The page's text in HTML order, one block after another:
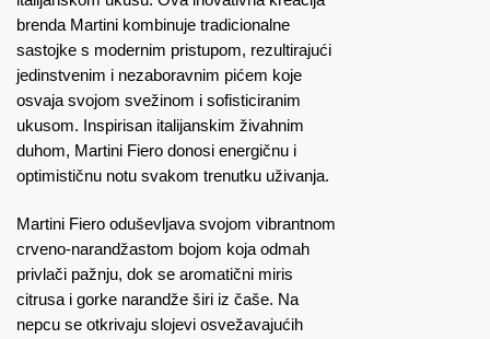
brenda Martini kombinuje tradicionalne
sastojke s modernim pristupom, rezultirajući
jedinstvenim i nezaboravnim pićem koje
osvaja svojom svežinom i sofisticiranim
ukusom. Inspirisan italijanskim živahnim
duhom, Martini Fiero donosi energičnu i
optimističnu notu svakom trenutku uživanja.
Martini Fiero oduševljava svojom vibrantnom
crveno-narandžastom bojom koja odmah
privlači pažnju, dok se aromatični miris
citrusa i gorke narandže širi iz čaše. Na
nepcu se otkrivaju slojevi osvežavajućih